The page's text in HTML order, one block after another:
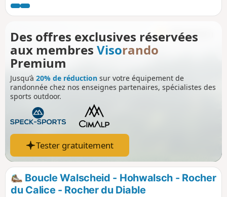
plonge vers le lieu-dit du Grand Soldat,
où l'on pourra observer la maison
écrivain né dans ce hameau, pour
monter vers le Rocher du Calice.
Des offres exclusives réservées
aux membres Visorando
Premium
Jusqu’à 20% de réduction sur votre équipement de
randonnée chez nos enseignes partenaires, spécialistes des
sports outdoor.
Tester gratuitement
Boucle Walscheid - Hohwalsch - Rocher
du Calice - Rocher du Diable